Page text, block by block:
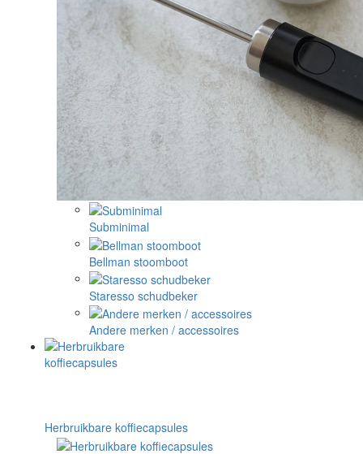
Subminimal
Bellman stoomboot
Staresso schudbeker
Andere merken / accessoires
Herbruikbare koffiecapsules